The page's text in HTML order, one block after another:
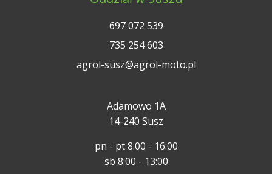
697 072 539
735 254 603
agrol-susz@agrol-moto.pl
Adamowo 1A
14-240 Susz
pn - pt 8:00 - 16:00
sb 8:00 - 13:00